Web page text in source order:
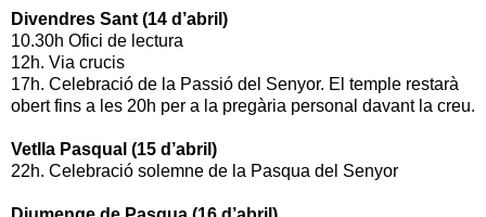
Divendres Sant (14 d’abril)
10.30h Ofici de lectura
12h. Via crucis
17h. Celebració de la Passió del Senyor. El temple restarà
obert fins a les 20h per a la pregària personal davant la creu.
Vetlla Pasqual (15 d’abril)
22h. Celebració solemne de la Pasqua del Senyor